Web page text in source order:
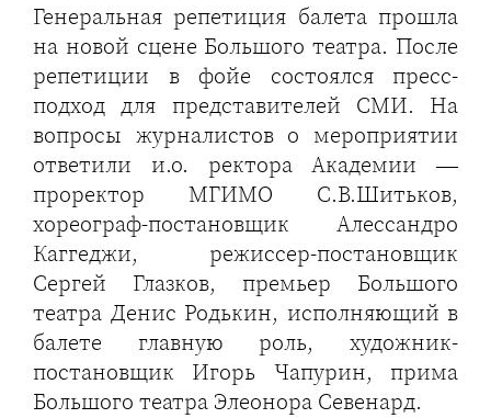
Генеральная репетиция балета прошла
на новой сцене Большого театра. После
репетиции в фойе состоялся пресс-
подход для представителей СМИ. На
вопросы журналистов о мероприятии
ответили и.о. ректора Академии —
проректор МГИМО С.В.Шитьков,
хореограф-постановщик Алессандро
Каггеджи, режиссер-постановщик
Сергей Глазков, премьер Большого
театра Денис Родькин, исполняющий в
балете главную роль, художник-
постановщик Игорь Чапурин, прима
Большого театра Элеонора Севенард.